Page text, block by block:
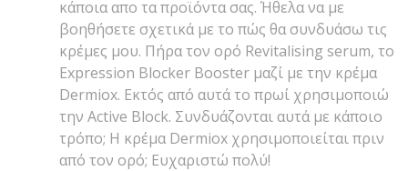
κάποια απο τα προϊόντα σας. Ήθελα να με
βοηθήσετε σχετικά με το πώς θα συνδυάσω τις
κρέμες μου. Πήρα τον ορό Revitalising serum, το
Expression Blocker Booster μαζί με την κρέμα
Dermiox. Εκτός από αυτά το πρωί χρησιμοποιώ
την Active Block. Συνδυάζονται αυτά με κάποιο
τρόπο; Η κρέμα Dermiox χρησιμοποιείται πριν
από τον ορό; Ευχαριστώ πολύ!